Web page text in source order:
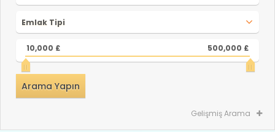
Emlak Tipi
10,000 £ 500,000 £
Gelişmiş Arama